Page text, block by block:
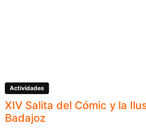
Actividades
XIV Salita del Cómic y la
Badajoz